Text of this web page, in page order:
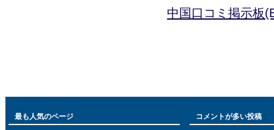
中国口コミ掲示板
最も人気のページ コメントが多い投稿